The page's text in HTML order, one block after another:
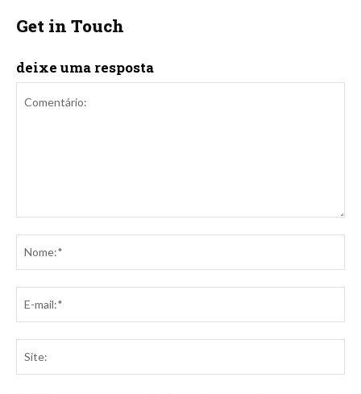
Get in Touch
deixe uma resposta